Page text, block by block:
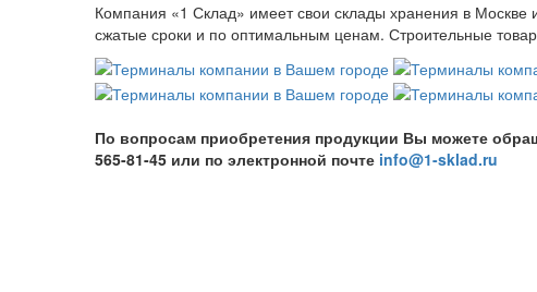
Компания «1 Склад» имеет свои склады хранения в Москве
сжатые сроки и по оптимальным ценам. Строительные
По вопросам приобретения продукции Вы можете
565-81-45 или по электронной почте info@1-sklad.ru